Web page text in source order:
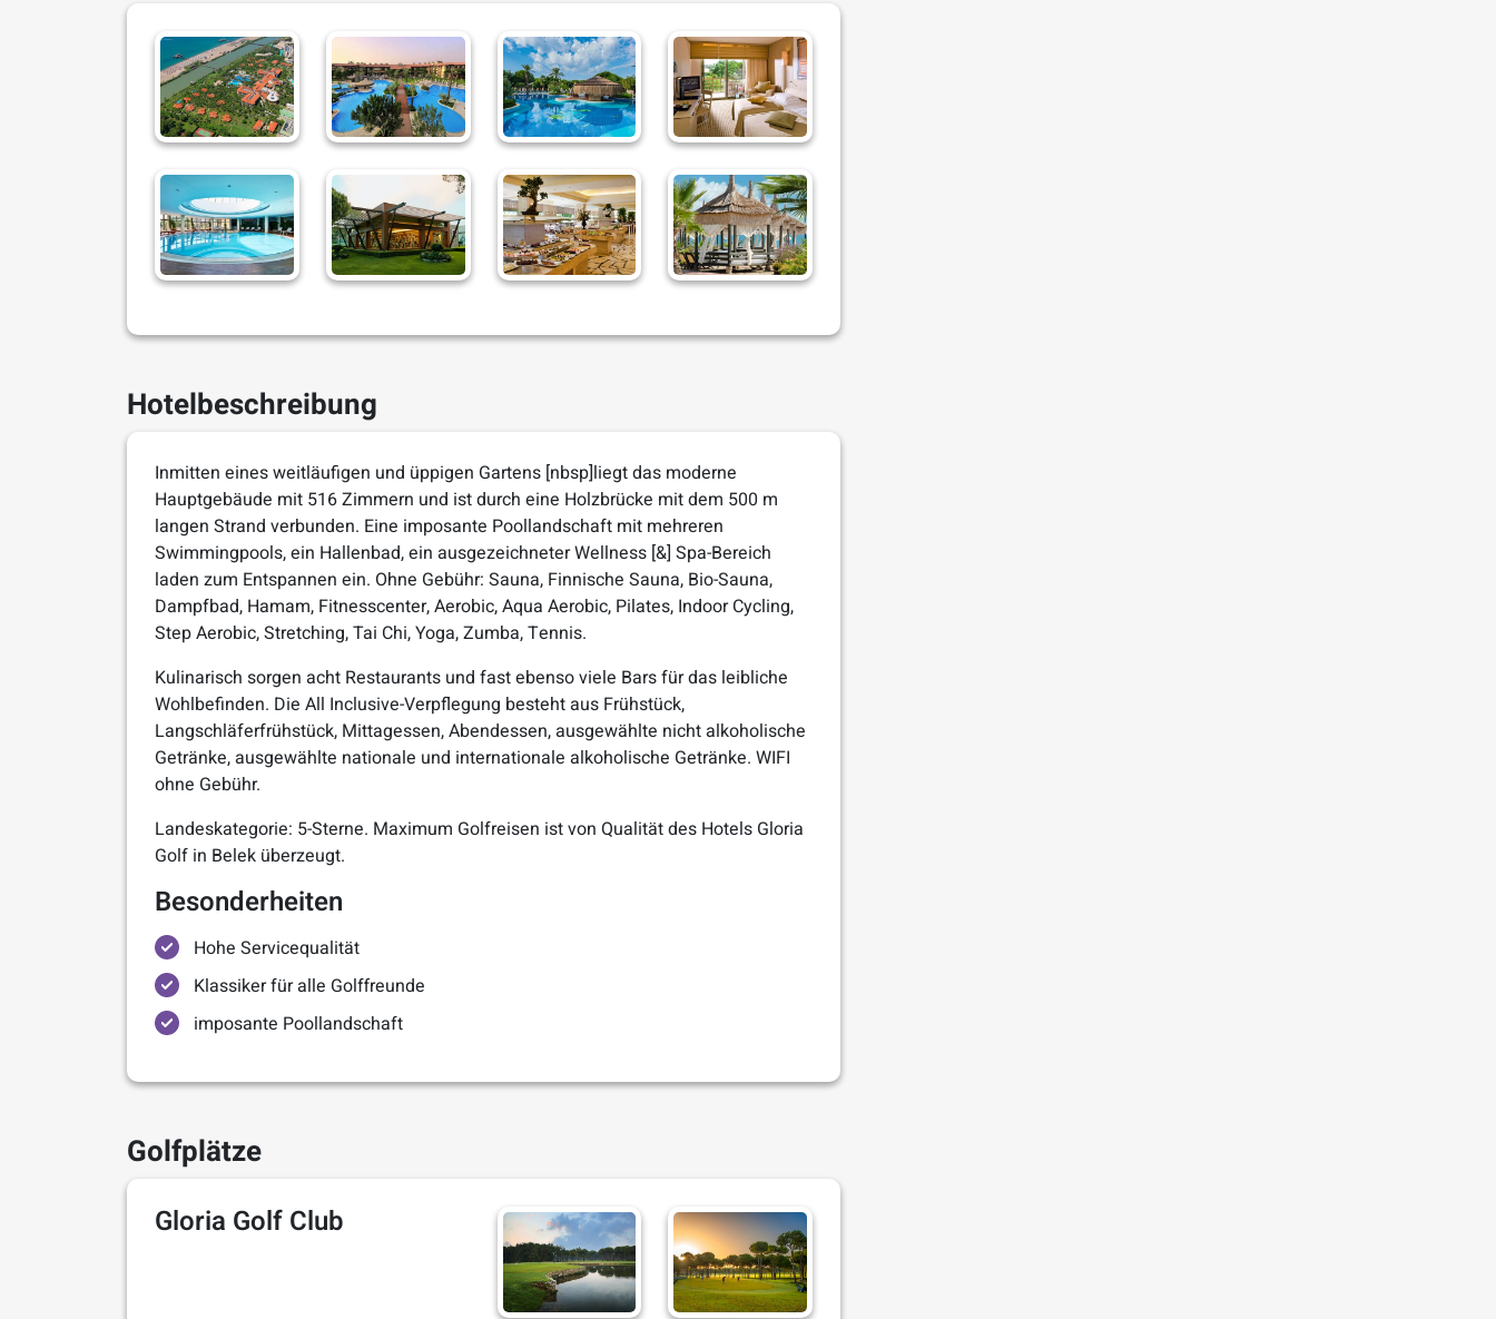
Hotelbeschreibung
Inmitten eines weitläufigen und üppigen Gartens [nbsp]liegt das moderne
Hauptgebäude mit 516 Zimmern und ist durch eine Holzbrücke mit dem 500 m
langen Strand verbunden. Eine imposante Poollandschaft mit mehreren
Swimmingpools, ein Hallenbad, ein ausgezeichneter Wellness [&] Spa-Bereich
laden zum Entspannen ein. Ohne Gebühr: Sauna, Finnische Sauna, Bio-Sauna,
Dampfbad, Hamam, Fitnesscenter, Aerobic, Aqua Aerobic, Pilates, Indoor Cycling,
Step Aerobic, Stretching, Tai Chi, Yoga, Zumba, Tennis.
Kulinarisch sorgen acht Restaurants und fast ebenso viele Bars für das leibliche
Wohlbefinden. Die All Inclusive-Verpflegung besteht aus Frühstück,
Langschläferfrühstück, Mittagessen, Abendessen, ausgewählte nicht alkoholische
Getränke, ausgewählte nationale und internationale alkoholische Getränke. WIFI
ohne Gebühr.
Landeskategorie: 5-Sterne. Maximum Golfreisen ist von Qualität des Hotels Gloria
Golf in Belek überzeugt.
Besonderheiten
Hohe Servicequalität
Klassiker für alle Golffreunde
imposante Poollandschaft
Golfplätze
Gloria Golf Club